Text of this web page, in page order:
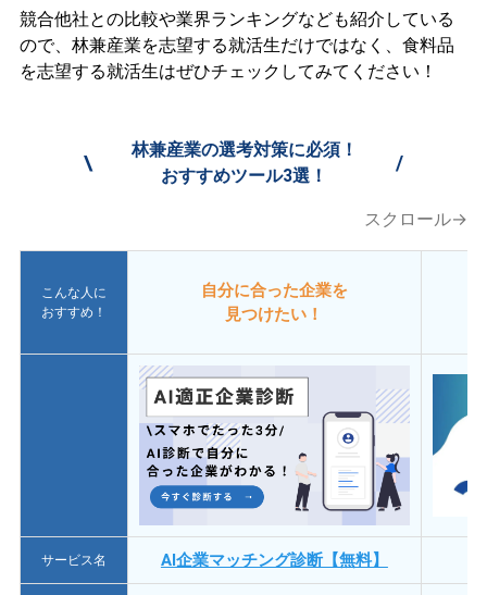
競合他社との比較や業界ランキングなども紹介している
ので、林兼産業を志望する就活生だけではなく、食料品
を志望する就活生はぜひチェックしてみてください！
\
林兼産業の選考対策に必須！
おすすめツール3選！
/
スクロール→
こんな人に
おすすめ！
自分に合った企業を
見つけたい！
サービス名 AI企業マッチング診断【無料】